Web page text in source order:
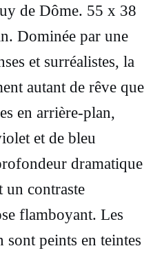
de Dôme. 55 x 38
Dominée par une
et surréalistes, la
autant de rêve que
en arrière-plan,
et de bleu
dramatique
un contraste
flamboyant. Les
sont peints en teintes